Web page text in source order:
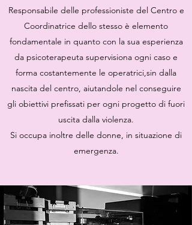
Responsabile delle professioniste del Centro e
Coordinatrice dello stesso è elemento
fondamentale in quanto con la sua esperienza
da psicoterapeuta supervisiona ogni caso e
forma costantemente le operatrici,sin dalla
nascita del centro, aiutandole nel conseguire
gli obiettivi prefissati per ogni progetto di fuori
uscita dalla violenza.
Si occupa inoltre delle donne, in situazione di
emergenza.